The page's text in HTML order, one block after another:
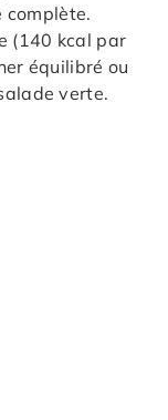
complète.
(140 kcal par
équilibré ou
verte.